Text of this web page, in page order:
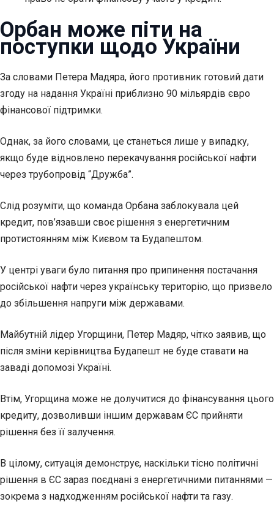
Орбан може піти на
поступки щодо України
За словами Петера Мадяра, його противник готовий дати
згоду на надання Україні приблизно 90 мільярдів євро
фінансової підтримки.
Однак, за його словами, це станеться лише у випадку,
якщо буде відновлено перекачування російської нафти
через трубопровід “Дружба”.
Слід розуміти, що команда Орбана заблокувала цей
кредит, пов’язавши своє рішення з енергетичним
протистоянням між Києвом та Будапештом.
У центрі уваги було питання про припинення постачання
російської нафти через українську територію, що призвело
до збільшення напруги між державами.
Майбутній лідер Угорщини, Петер Мадяр, чітко заявив, що
після зміни керівництва Будапешт не буде ставати на
заваді допомозі Україні.
Втім, Угорщина може не долучитися до фінансування цього
кредиту, дозволивши іншим державам ЄС прийняти
рішення без її залучення.
В цілому, ситуація демонструє, наскільки тісно політичні
рішення в ЄС зараз поєднані з енергетичними питаннями —
зокрема з надходженням російської нафти та газу.